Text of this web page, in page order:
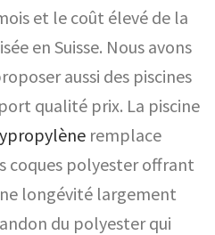
et le coût élevé de la
en Suisse. Nous avons
aussi des piscines
qualité prix. La piscine
remplace
coques polyester offrant
longévité largement
du polyester qui